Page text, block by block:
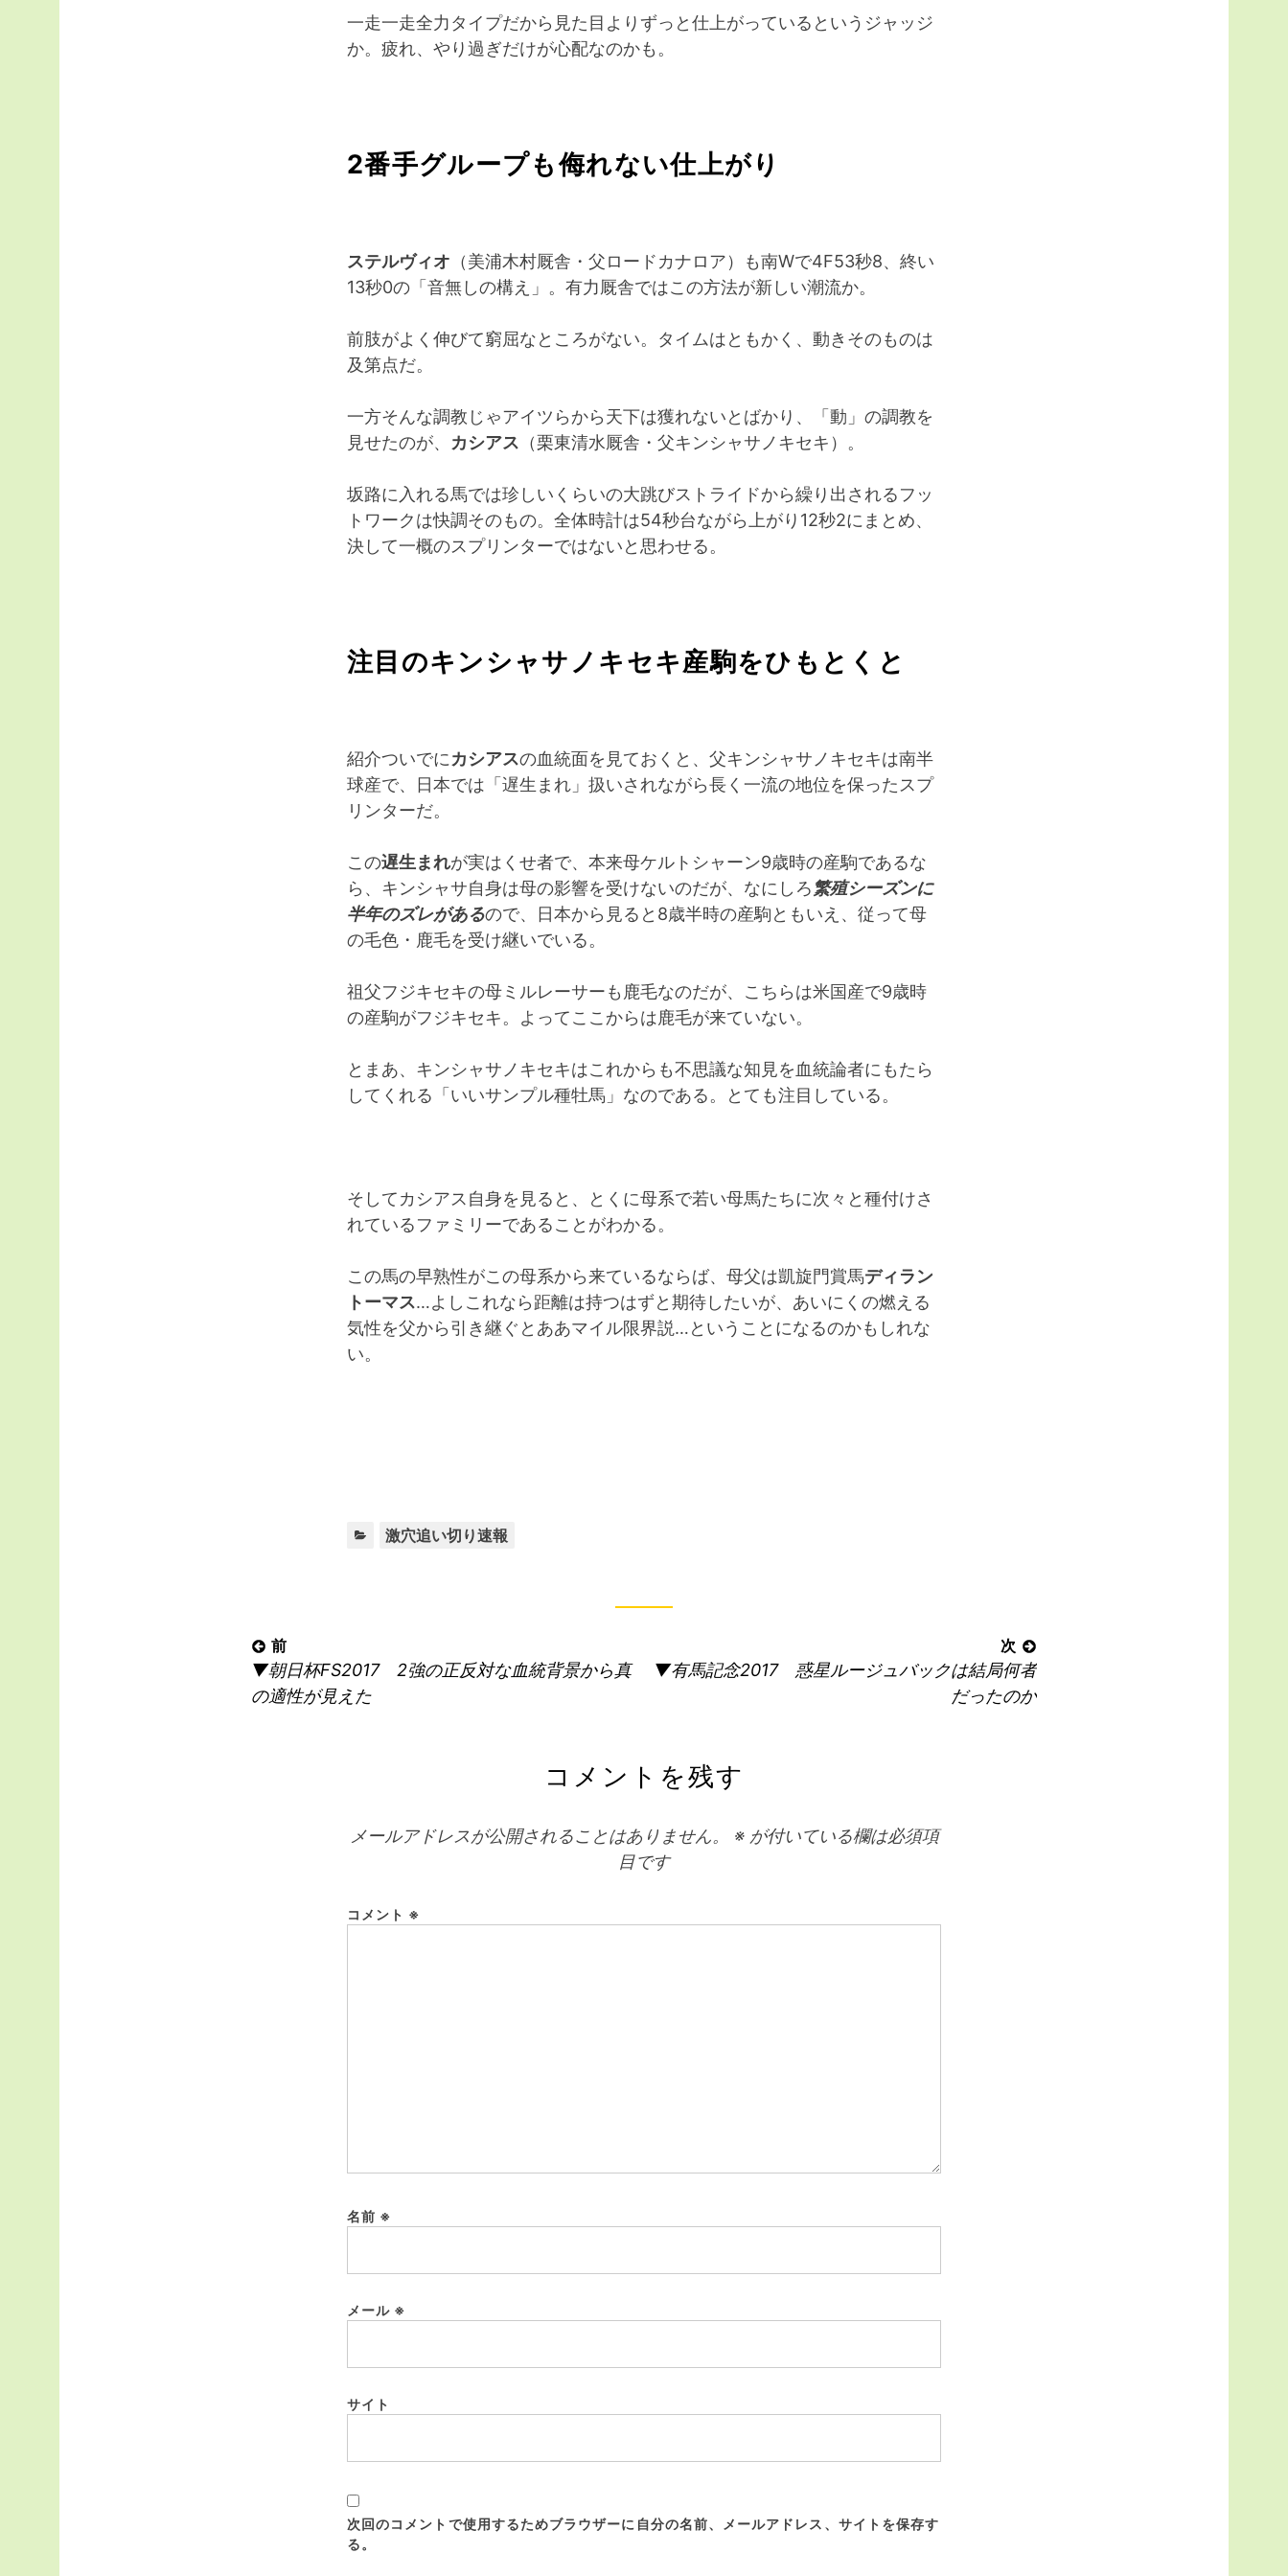
一走一走全力タイプだから見た目よりずっと仕上がっているというジャッジ
か。疲れ、やり過ぎだけが心配なのかも。
2番手グループも侮れない仕上がり
ステルヴィオ （美浦木村厩舎・父ロードカナロア）も南Wで4F53秒8、終い
13秒0の「音無しの構え」。有力厩舎ではこの方法が新しい潮流か。
前肢がよく伸びて窮屈なところがない。タイムはともかく、動きそのものは
及第点だ。
一方そんな調教じゃアイツらから天下は獲れないとばかり、「動」の調教を
見せたのが、 カシアス （栗東清水厩舎・父キンシャサノキセキ）。
坂路に入れる馬では珍しいくらいの大跳びストライドから繰り出されるフッ
トワークは快調そのもの。全体時計は54秒台ながら上がり12秒2にまとめ、
決して一概のスプリンターではないと思わせる。
注目のキンシャサノキセキ産駒をひもとくと
紹介ついでにカシアスの血統面を見ておくと、父キンシャサノキセキは南半
球産で、日本では「遅生まれ」扱いされながら長く一流の地位を保ったスプ
リンターだ。
この遅生まれが実はくせ者で、本来母ケルトシャーン9歳時の産駒であるな
ら、キンシャサ自身は母の影響を受けないのだが、なにしろ繁殖シーズンに
半年のズレがあるので、日本から見ると8歳半時の産駒ともいえ、従って母
の毛色・鹿毛を受け継いでいる。
祖父フジキセキの母ミルレーサーも鹿毛なのだが、こちらは米国産で9歳時
の産駒がフジキセキ。よってここからは鹿毛が来ていない。
とまあ、キンシャサノキセキはこれからも不思議な知見を血統論者にもたら
してくれる「いいサンプル種牡馬」なのである。とても注目している。
そしてカシアス自身を見ると、とくに母系で若い母馬たちに次々と種付けさ
れているファミリーであることがわかる。
この馬の早熟性がこの母系から来ているならば、母父は凱旋門賞馬ディラン
トーマス…よしこれなら距離は持つはずと期待したいが、あいにくの燃える
気性を父から引き継ぐとああマイル限界説…ということになるのかもしれな
い。
激穴追い切り速報
投
稿
ナ
前
前
の
▼朝日杯FS2017 2強の正反対な血統背景から真
の適性が見えた
次
次
▼有馬記念2017 惑星ルージュバックは結局何者
だったのか
コメントを残す
メールアドレスが公開されることはありません。 ※が付いている欄は必須項
目です
コメント ※
名前 ※
メール ※
サイト
次回のコメントで使用するためブラウザーに自分の名前、メールアドレス、サイトを保存す
る。